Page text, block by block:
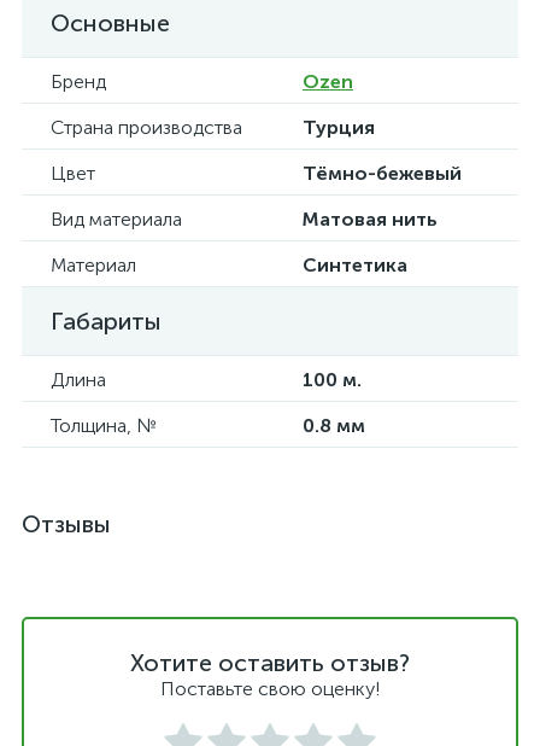
Основные
Бренд
Ozen
Страна производства
Турция
Цвет
Тёмно-бежевый
Вид материала
Матовая нить
Материал
Синтетика
Габариты
Длина
100 м.
Толщина, №
0.8 мм
Отзывы
Хотите оставить отзыв?
Поставьте свою оценку!